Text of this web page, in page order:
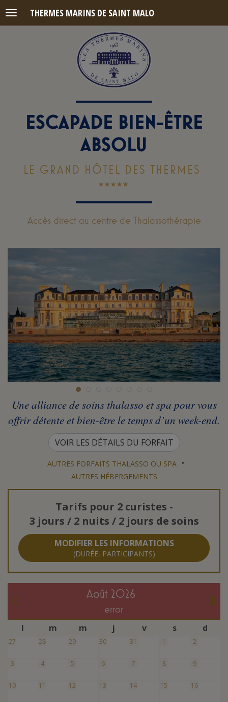
Menu THERMES MARINS DE SAINT MALO
ESCAPADE BIEN-ÊTRE
ABSOLU
LE GRAND HÔTEL DES THERMES
Accès direct au centre de Thalassothérapie
Une alliance de soins thalasso et spa pour vous
offrir détente et bien-être le temps d’un week-end.
VOIR LES DÉTAILS DU FORFAIT
AUTRES FORFAITS THALASSO OU SPA •
AUTRES HÉBERGEMENTS
Tarifs pour 2 curistes -
3 jours / 2 nuits / 2 jours de soins
MODIFIER LES INFORMATIONS
(DURÉE, PARTICIPANTS)
août 2026
error
l m m j v s d
27 28 29 30 31 1 2
3 4 5 6 7 8 9
10 11 12 13 14 15 16